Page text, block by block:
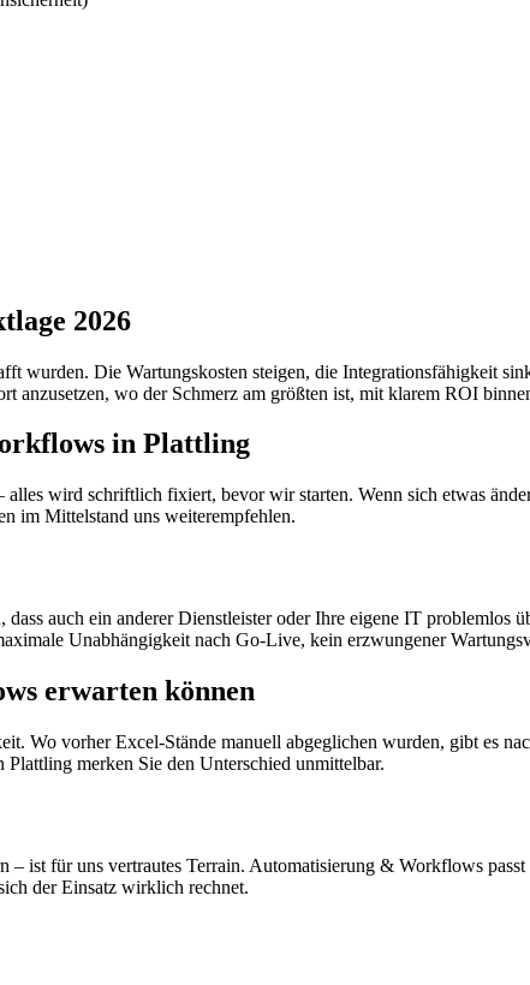
2026
wurden. Die Wartungskosten steigen, die Integrationsfähigkeit
wo der Schmerz am größten ist, mit klarem ROI
in Plattling
wird schriftlich fixiert, bevor wir starten. Wenn sich etwas
im Mittelstand uns weiterempfehlen.
auch ein anderer Dienstleister oder Ihre eigene IT problemlos
Unabhängigkeit nach Go-Live, kein erzwungener
erwarten können
Wo vorher Excel-Stände manuell abgeglichen wurden, gibt es
merken Sie den Unterschied unmittelbar.
ist für uns vertrautes Terrain. Automatisierung & Workflows
der Einsatz wirklich rechnet.